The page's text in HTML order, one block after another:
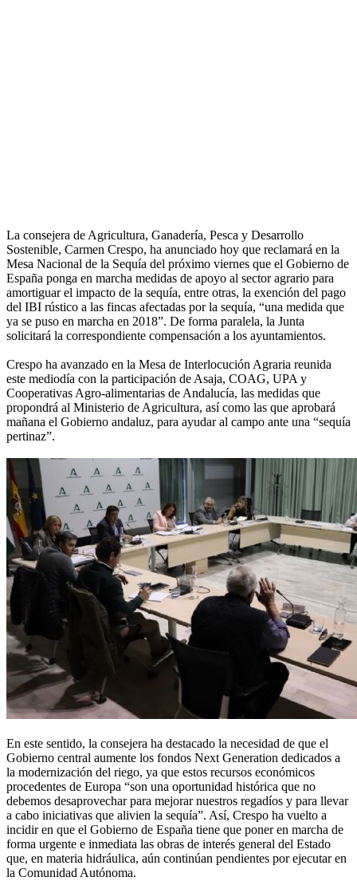
La consejera de Agricultura, Ganadería, Pesca y Desarrollo
Sostenible, Carmen Crespo, ha anunciado hoy que reclamará en la
Mesa Nacional de la Sequía del próximo viernes que el Gobierno de
España ponga en marcha medidas de apoyo al sector agrario para
amortiguar el impacto de la sequía, entre otras, la exención del pago
del IBI rústico a las fincas afectadas por la sequía, “una medida que
ya se puso en marcha en 2018”. De forma paralela, la Junta
solicitará la correspondiente compensación a los ayuntamientos.
Crespo ha avanzado en la Mesa de Interlocución Agraria reunida
este mediodía con la participación de Asaja, COAG, UPA y
Cooperativas Agro-alimentarias de Andalucía, las medidas que
propondrá al Ministerio de Agricultura, así como las que aprobará
mañana el Gobierno andaluz, para ayudar al campo ante una “sequía
pertinaz”.
En este sentido, la consejera ha destacado la necesidad de que el
Gobierno central aumente los fondos Next Generation dedicados a
la modernización del riego, ya que estos recursos económicos
procedentes de Europa “son una oportunidad histórica que no
debemos desaprovechar para mejorar nuestros regadíos y para llevar
a cabo iniciativas que alivien la sequía”. Así, Crespo ha vuelto a
incidir en que el Gobierno de España tiene que poner en marcha de
forma urgente e inmediata las obras de interés general del Estado
que, en materia hidráulica, aún continúan pendientes por ejecutar en
la Comunidad Autónoma.